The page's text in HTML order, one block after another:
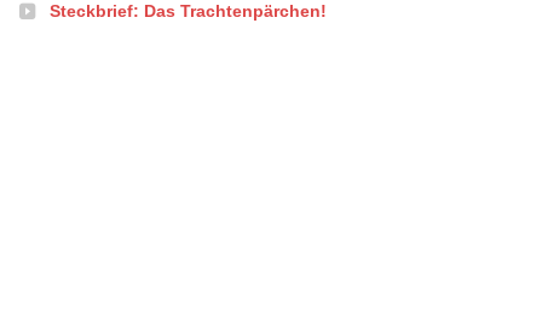
Steckbrief: Das Trachtenpärchen!